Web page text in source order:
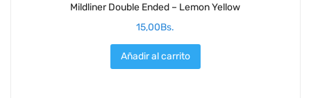
Mildliner Double Ended – Lemon Yellow
15,00Bs.
Añadir al carrito